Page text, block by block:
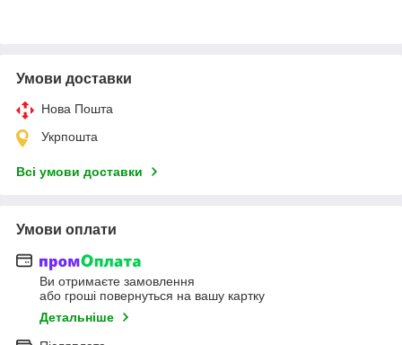
Умови доставки
Нова Пошта
Укрпошта
Всі умови доставки
Умови оплати
Ви отримаєте замовлення
або гроші повернуться на вашу картку
Детальніше